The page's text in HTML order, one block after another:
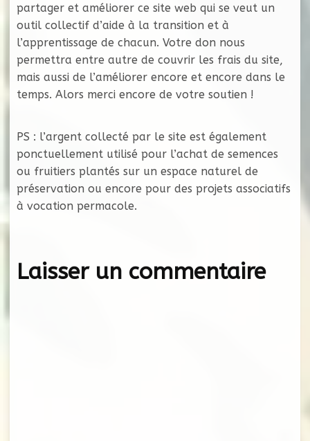
partager et améliorer ce site web qui se veut un
outil collectif d’aide à la transition et à
l’apprentissage de chacun. Votre don nous
permettra entre autre de couvrir les frais du site,
mais aussi de l’améliorer encore et encore dans le
temps. Alors merci encore de votre soutien !
PS : l’argent collecté par le site est également
ponctuellement utilisé pour l’achat de semences
ou fruitiers plantés sur un espace naturel de
préservation ou encore pour des projets associatifs
à vocation permacole.
Laisser un commentaire